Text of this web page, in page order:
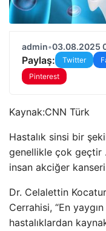
admin•03.08.2025
Paylaş: Twitter
Pinterest
Kaynak:CNN Türk
Hastalık sinsi bir
genellikle çok geçtir
insan akciğer
Dr. Celalettin
Cerrahisi, “En
hastalıklardan